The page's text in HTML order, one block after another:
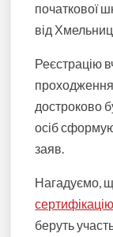
початкової
від
Реєстрацію
проходження
достроково
осіб
заяв.
Нагадуємо,
беруть